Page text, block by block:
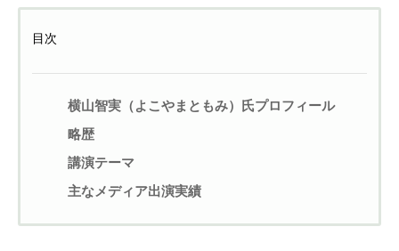
目次
横山智実（よこやまともみ）氏プロフィール
略歴
講演テーマ
主なメディア出演実績